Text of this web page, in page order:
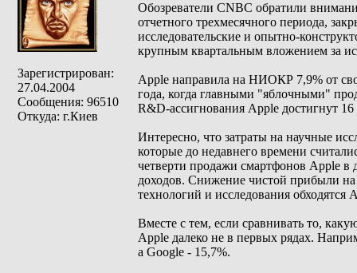
Зарегистрирован:
27.04.2004
Сообщения: 96510
Откуда: г.Киев
Обозреватели CNBC обратили
отчетного трехмесячного периода,
исследовательские и опытно-
крупным квартальным вложением за
Apple направила на НИОКР 7,9% от
года, когда главными "яблочными"
R&D-ассигнования Apple достигнут
Интересно, что затраты на научные
которые до недавнего времени
четверти продажи смартфонов Apple
доходов. Снижение чистой прибыли на
технологий и исследования обходятся
Вместе с тем, если сравнивать то,
Apple далеко не в первых рядах.
а Google - 15,7%.